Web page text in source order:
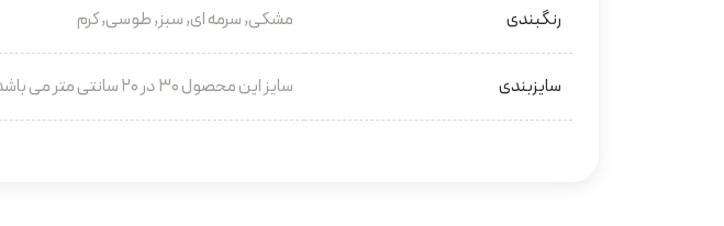
رنگبندی مشکی, سرمه ای, سبز, طوسی, کرم
سایزبندی سایز این محصول ۳۰ در ۲۰ سانتی متر می باشد.